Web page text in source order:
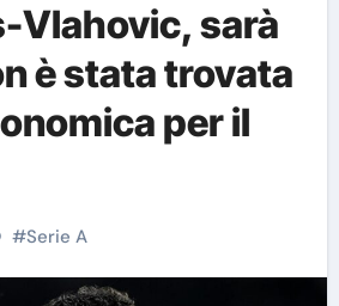
Vlahovic, sarà
è stata trovata
per il
#Serie A